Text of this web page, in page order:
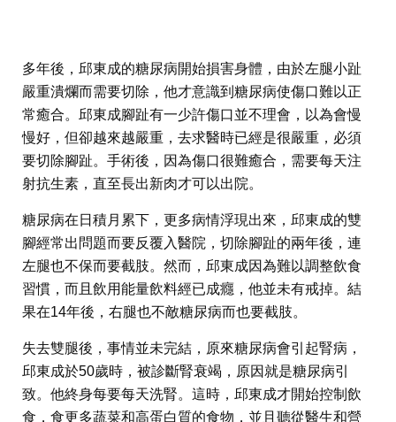
多年後，邱東成的糖尿病開始損害身體，由於左腿小趾
嚴重潰爛而需要切除，他才意識到糖尿病使傷口難以正
常癒合。邱東成腳趾有一少許傷口並不理會，以為會慢
慢好，但卻越來越嚴重，去求醫時已經是很嚴重，必須
要切除腳趾。手術後，因為傷口很難癒合，需要每天注
射抗生素，直至長出新肉才可以出院。
糖尿病在日積月累下，更多病情浮現出來，邱東成的雙
腳經常出問題而要反覆入醫院，切除腳趾的兩年後，連
左腿也不保而要截肢。然而，邱東成因為難以調整飲食
習慣，而且飲用能量飲料經已成癮，他並未有戒掉。結
果在14年後，右腿也不敵糖尿病而也要截肢。
失去雙腿後，事情並未完結，原來糖尿病會引起腎病，
邱東成於50歲時，被診斷腎衰竭，原因就是糖尿病引
致。他終身每要每天洗腎。這時，邱東成才開始控制飲
食，食更多蔬菜和高蛋白質的食物，並且聽從醫生和營